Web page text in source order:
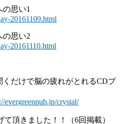
思い1
20161109.html
思い2
20161110.html
くだけで脳の疲れがとれるCDブ
evergreenpub.jp/crystal/
頂きました！！（6回掲載）